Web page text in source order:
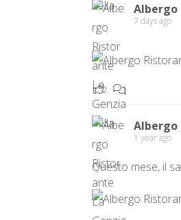
Albergo
7 days ago
2 1
Albergo
1 year ago
Questo mese, il